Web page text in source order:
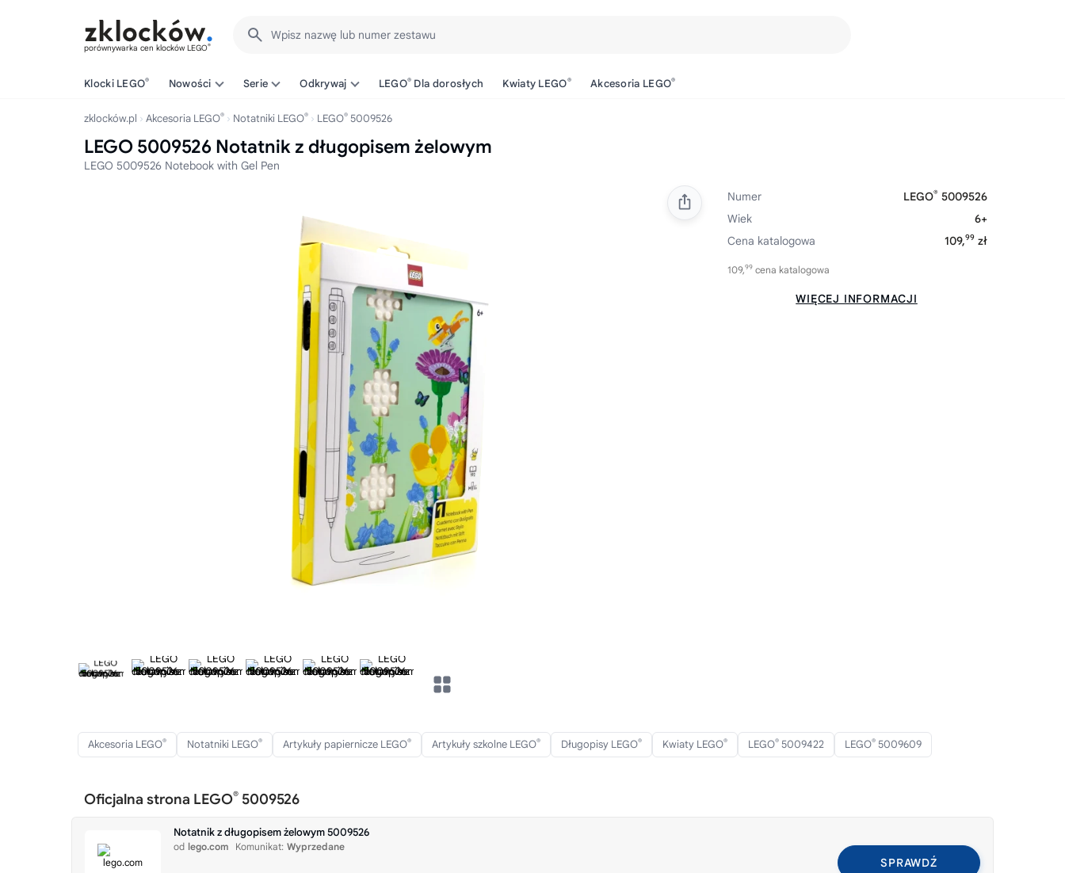
porównywarka cen klocków LEGO®
Wpisz nazwę lub numer zestawu
Klocki LEGO® Nowości Serie Odkrywaj LEGO® Dla dorosłych Kwiaty LEGO® Akcesoria LEGO®
zklocków.pl Akcesoria LEGO® Notatniki LEGO® LEGO® 5009526
LEGO 5009526 Notatnik z długopisem żelowym
LEGO 5009526 Notebook with Gel Pen
Numer LEGO® 5009526
Wiek
6+
Cena katalogowa
109,99 zł
109,99 cena katalogowa
WIĘCEJ INFORMACJI
Akcesoria LEGO® Notatniki LEGO® Artykuły papiernicze LEGO® Artykuły szkolne LEGO® Długopisy LEGO® Kwiaty LEGO® LEGO® 5009422 LEGO® 5009609
Oficjalna strona LEGO® 5009526
Notatnik z długopisem żelowym 5009526
od lego.com Komunikat: Wyprzedane
SPRAWDŹ